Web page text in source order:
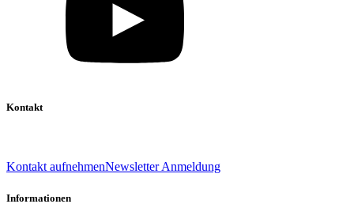
Kontakt
Kontakt aufnehmenNewsletter Anmeldung
Informationen